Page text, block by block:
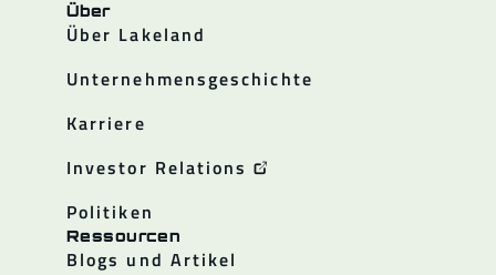
Über
Über Lakeland
Unternehmensgeschichte
Karriere
Investor Relations
Politiken
Ressourcen
Blogs und Artikel